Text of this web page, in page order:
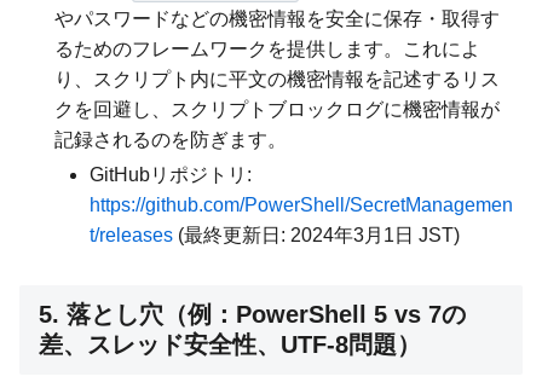
やパスワードなどの機密情報を安全に保存・取得す
るためのフレームワークを提供します。これによ
り、スクリプト内に平文の機密情報を記述するリス
クを回避し、スクリプトブロックログに機密情報が
記録されるのを防ぎます。
GitHubリポジトリ:
https://github.com/PowerShell/SecretManagemen
t/releases (最終更新日: 2024年3月1日 JST)
5. 落とし穴（例：PowerShell 5 vs 7の
差、スレッド安全性、UTF-8問題）